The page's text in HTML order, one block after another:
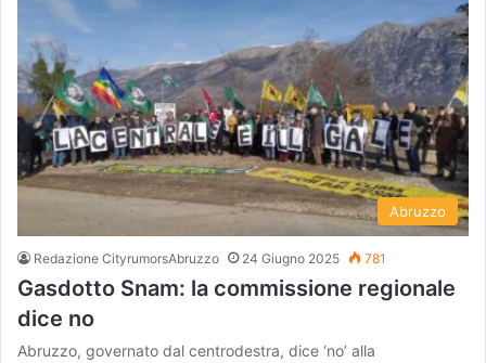
Abruzzo
Redazione CityrumorsAbruzzo 24 Giugno 2025 781
Gasdotto Snam: la commissione regionale
dice no
Abruzzo, governato dal centrodestra, dice ‘no’ alla